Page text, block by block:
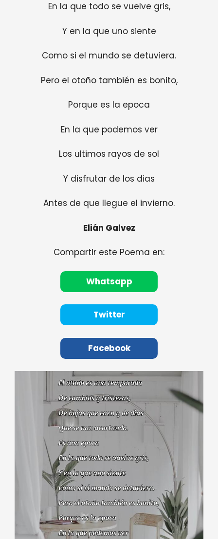
En la que todo se vuelve gris,
Y en la que uno siente
Como si el mundo se detuviera.
Pero el otoño también es bonito,
Porque es la epoca
En la que podemos ver
Los ultimos rayos de sol
Y disfrutar de los dias
Antes de que llegue el invierno.
Elián Galvez
Compartir este Poema en:
Whatsapp
Twitter
Facebook